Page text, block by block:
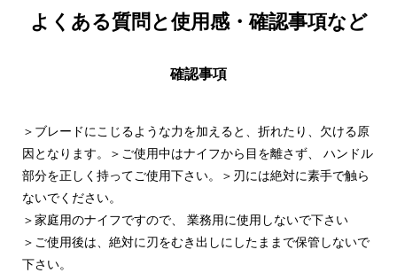
よくある質問と使用感・確認事項など
確認事項
＞ブレードにこじるような力を加えると、折れたり、欠ける原
因となります。＞ご使用中はナイフから目を離さず、 ハンドル
部分を正しく持ってご使用下さい。＞刃には絶対に素手で触ら
ないでください。
＞家庭用のナイフですので、 業務用に使用しないで下さい
＞ご使用後は、絶対に刃をむき出しにしたままで保管しないで
下さい。